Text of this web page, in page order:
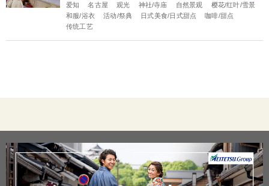
爱知 名古屋 观光 神社/寺庙 自然景观
樱花/红叶/雪景
和服/浴衣
活动/祭典 日式美食/日式甜点
咖啡/甜点
传统工艺